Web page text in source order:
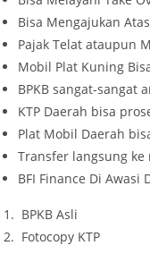
Bisa Mengajukan
Pajak Telat ataupun
Mobil Plat Kuning
BPKB sangat-sangat
KTP Daerah bisa
Plat Mobil Daerah
Transfer langsung
BFI Finance Di Awasi
BPKB Asli
Fotocopy KTP